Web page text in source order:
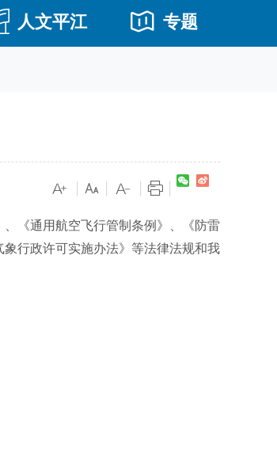
人文平江 专题
《通用航空飞行管制条例》、《防雷
行政许可实施办法》等法律法规和我